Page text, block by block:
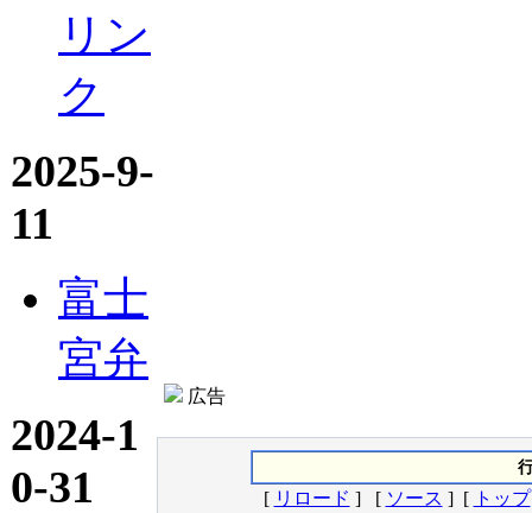
リン
ク
2025-9-
11
富士
宮弁
2024-1
0-31
広告
[ リロード ] [ ソース ] [ トップ